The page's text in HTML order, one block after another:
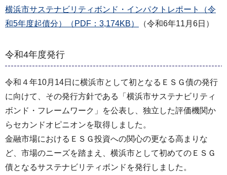
横浜市サステナビリティボンド・インパクトレポート（令
和5年度起債分）（PDF：3,174KB）
（令和6年11月6日）
令和4年度発行
令和４年10月14日に横浜市として初となるＥＳＧ債の発行
に向けて、その発行方針である「横浜市サステナビリティ
ボンド・フレームワーク」を公表し、独立した評価機関か
らセカンドオピニオンを取得しました。
金融市場におけるＥＳＧ投資への関心の更なる高まりな
ど、市場のニーズを踏まえ、横浜市として初めてのＥＳＧ
債となるサステナビリティボンドを発行しました。